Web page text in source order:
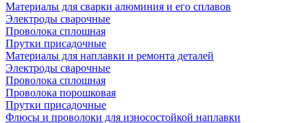
Материалы для сварки алюминия и его сплавов
Электроды сварочные
Проволока сплошная
Прутки присадочные
Материалы для наплавки и ремонта деталей
Электроды сварочные
Проволока сплошная
Проволока порошковая
Прутки присадочные
Флюсы и проволоки для износостойкой наплавки